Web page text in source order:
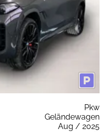
Pkw
Geländewagen
Aug / 2025